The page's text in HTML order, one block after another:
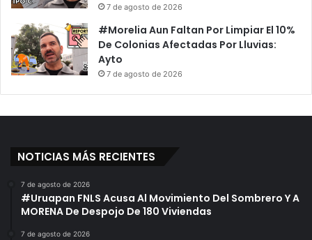
7 de agosto de 2026
#Morelia Aun Faltan Por Limpiar El 10%
De Colonias Afectadas Por Lluvias:
Ayto
7 de agosto de 2026
NOTICIAS MÁS RECIENTES
7 de agosto de 2026
#Uruapan FNLS Acusa Al Movimiento Del Sombrero Y A
MORENA De Despojo De 180 Viviendas
7 de agosto de 2026